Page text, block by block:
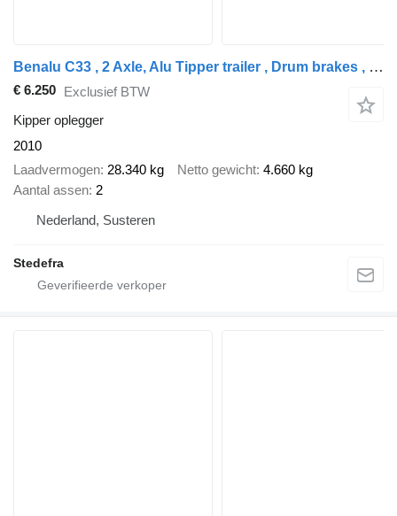
Benalu C33 , 2 Axle, Alu Tipper trailer , Drum brakes , Spring suspensi
€ 6.250 Exclusief BTW
Kipper oplegger
2010
Laadvermogen 28.340 kg Netto gewicht 4.660 kg
Aantal assen 2
Nederland, Susteren
Stedefra